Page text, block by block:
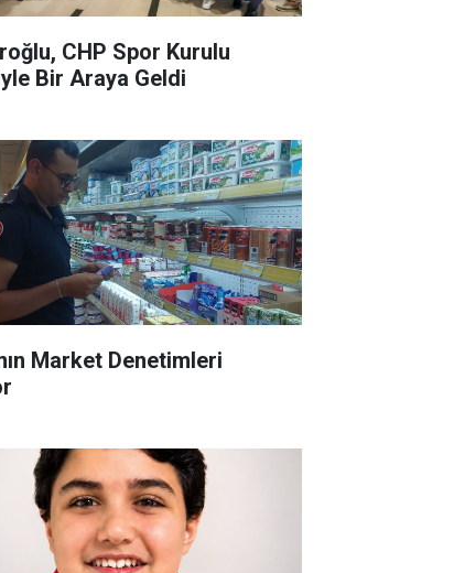
CHP Spor Kurulu
Bir Araya Geldi
Market Denetimleri